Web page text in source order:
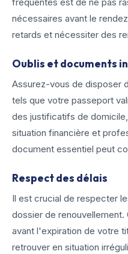
nécessaires avant le
retards et nécessiter des
Oublis et documents
Assurez-vous de disposer
tels que votre passeport
des justificatifs de
situation financière et
document essentiel peut
Respect des délais
Il est crucial de respecter
dossier de
avant l'expiration de votre
retrouver en situation